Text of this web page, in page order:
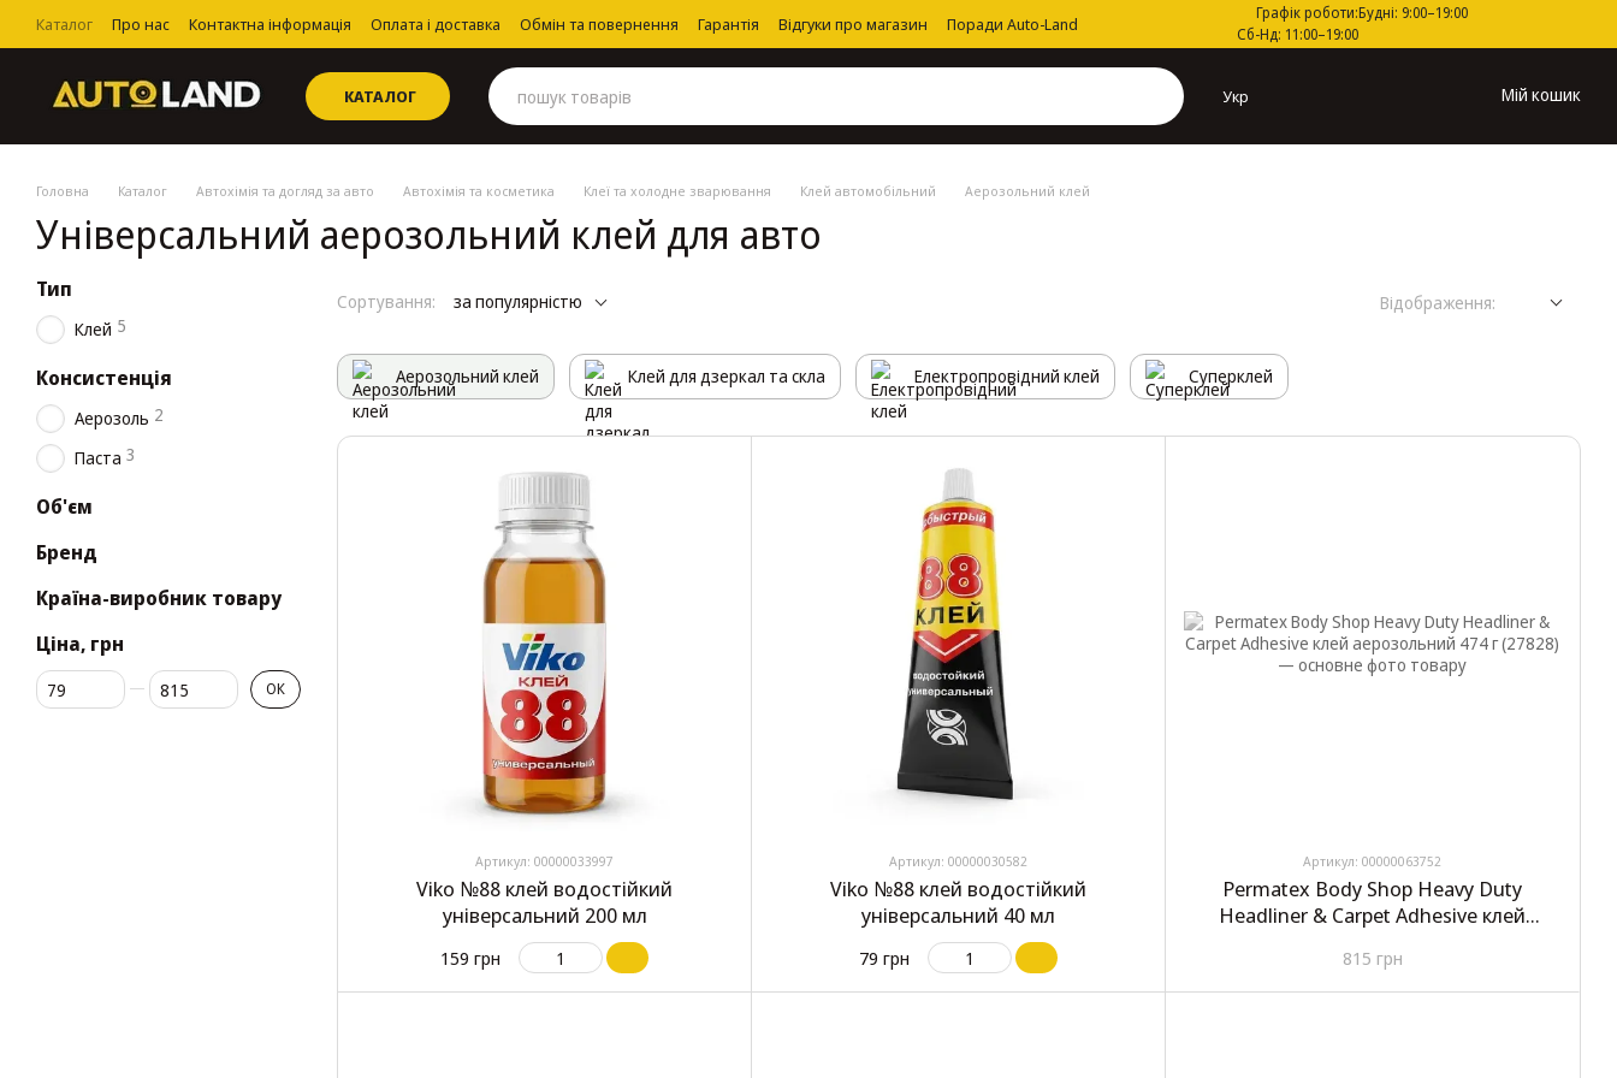
Перейти до основного контенту
Каталог Про нас Контактна інформація Оплата і доставка Обмін та повернення Гарантія Відгуки про магазин
Поради Auto-Land
Угода користувача
Графік роботи:Будні: 9:00–19:00
Сб-Нд: 11:00–19:00
КАТАЛОГ Укр Мій кошик
Головна Каталог Автохімія та догляд за авто Автохімія та косметика Клеї та холодне зварювання Клей автомобільний Аерозольний клей
Універсальний аерозольний клей для авто
Сортування: за популярністю Відображення:
Аерозольний клей Клей для дзеркал та скла Електропровідний клей Суперклей
Артикул: 00000033997
Viko №88 клей водостійкий
універсальний 200 мл
159 грн
Артикул: 00000030582
Viko №88 клей водостійкий
універсальний 40 мл
79 грн
Артикул: 00000063752
Permatex Body Shop Heavy Duty
Headliner & Carpet Adhesive клей
815 грн
Тип
Клей 5
Консистенція
Аерозоль 2
Паста 3
Об'єм
Бренд
Країна-виробник товару
Ціна, грн
Від Ціна, грн
До Ціна, грн ОК